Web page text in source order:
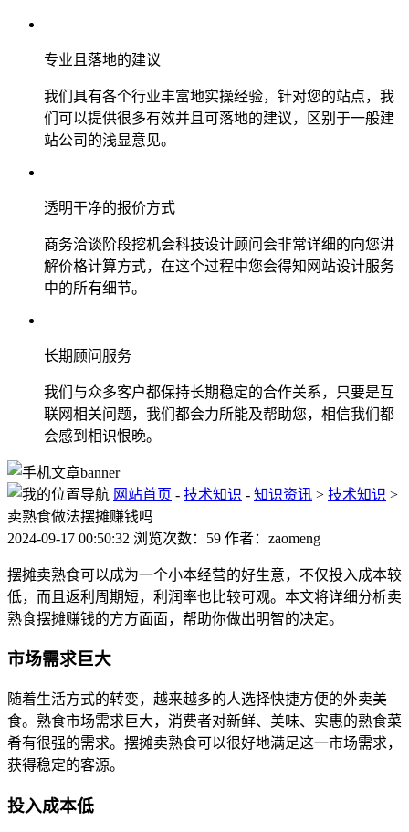
专业且落地的建议
我们具有各个行业丰富地实操经验，针对您的站点，我
们可以提供很多有效并且可落地的建议，区别于一般建
站公司的浅显意见。
透明干净的报价方式
商务洽谈阶段挖机会科技设计顾问会非常详细的向您讲
解价格计算方式，在这个过程中您会得知网站设计服务
中的所有细节。
长期顾问服务
我们与众多客户都保持长期稳定的合作关系，只要是互
联网相关问题，我们都会力所能及帮助您，相信我们都
会感到相识恨晚。
网站首页 - 技术知识 - 知识资讯 > 技术知识 >
卖熟食做法摆摊赚钱吗
2024-09-17 00:50:32 浏览次数：59 作者：zaomeng
摆摊卖熟食可以成为一个小本经营的好生意，不仅投入成本较
低，而且返利周期短，利润率也比较可观。本文将详细分析卖
熟食摆摊赚钱的方方面面，帮助你做出明智的决定。
市场需求巨大
随着生活方式的转变，越来越多的人选择快捷方便的外卖美
食。熟食市场需求巨大，消费者对新鲜、美味、实惠的熟食菜
肴有很强的需求。摆摊卖熟食可以很好地满足这一市场需求，
获得稳定的客源。
投入成本低